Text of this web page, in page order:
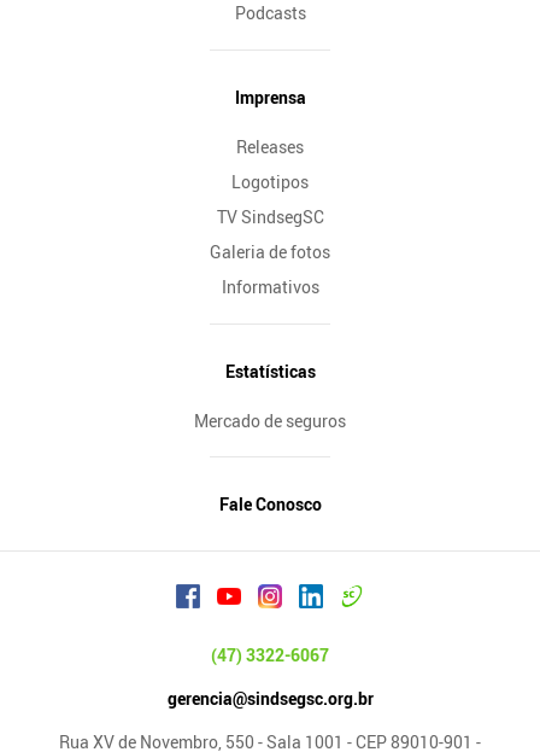
Podcasts
Imprensa
Releases
Logotipos
TV SindsegSC
Galeria de fotos
Informativos
Estatísticas
Mercado de seguros
Fale Conosco
(47) 3322-6067
gerencia@sindsegsc.org.br
Rua XV de Novembro, 550 - Sala 1001 - CEP 89010-901 -